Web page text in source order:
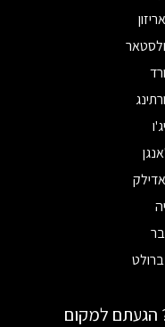
הגעתם למקום